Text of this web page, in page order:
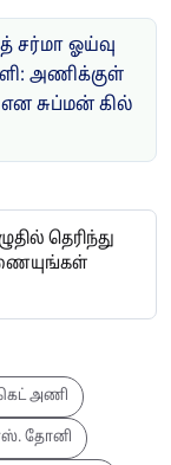
சர்மா ஓய்வு
அணிக்குள்
சுப்மன் கில்
தெரிந்து
அணி
தோனி